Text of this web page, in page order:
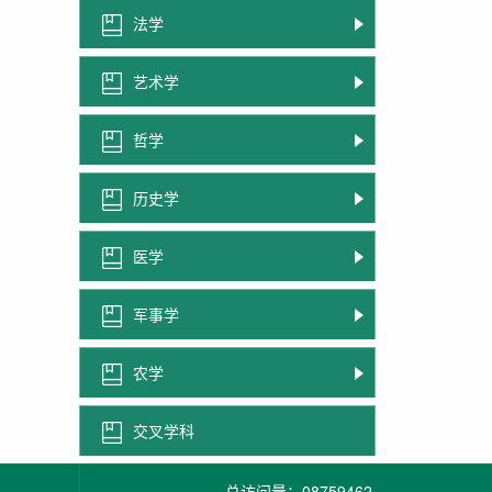
法学
艺术学
哲学
历史学
医学
军事学
农学
交叉学科